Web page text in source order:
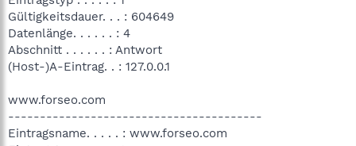
Gültigkeitsdauer. . . : 604649
Datenlänge. . . . . . : 4
Abschnitt . . . . . . : Antwort
(Host-)A-Eintrag. . : 127.0.0.1
www.forseo.com
----------------------------------------
Eintragsname. . . . . : www.forseo.com